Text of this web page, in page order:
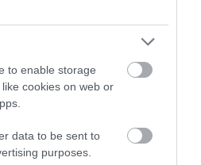
to enable storage
cookies on web or
data to be sent to
purposes.
követelések rendkívüli
Talán az objektum nem
amely gázokat eresztett
az űrben.
egy olyan csillagközi
a jövőben hatalmas
pontos megfigyelési adatok